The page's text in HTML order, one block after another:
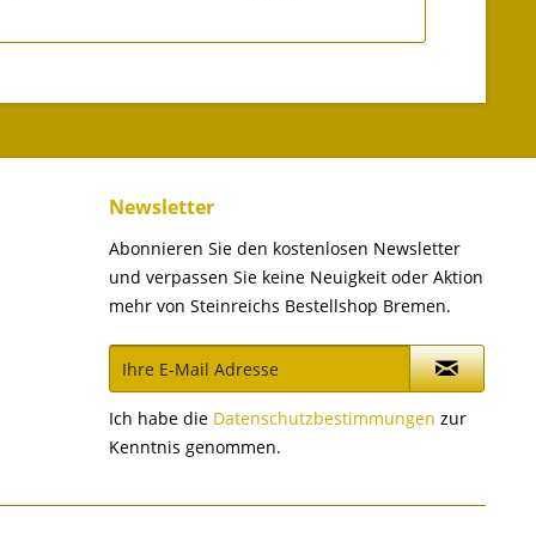
Newsletter
Abonnieren Sie den kostenlosen Newsletter
und verpassen Sie keine Neuigkeit oder Aktion
mehr von Steinreichs Bestellshop Bremen.
Ich habe die Datenschutzbestimmungen zur
Kenntnis genommen.